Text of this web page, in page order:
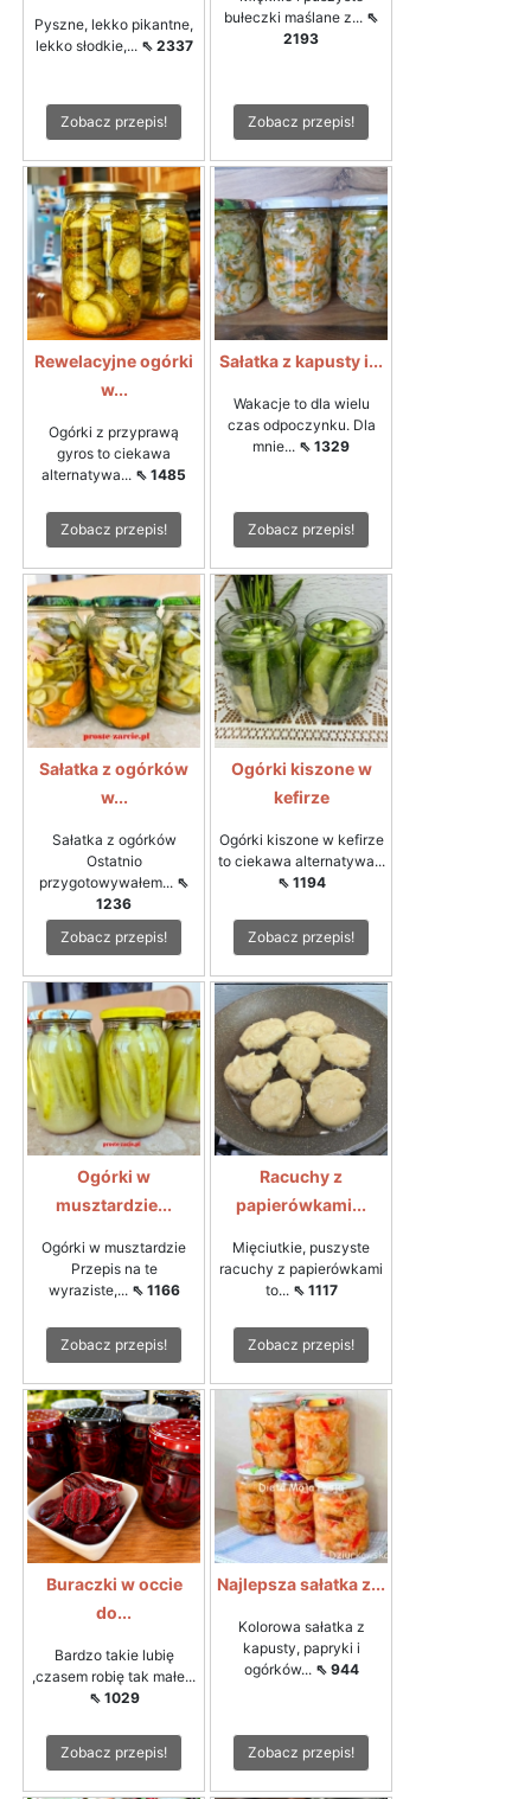
Pyszne, lekko pikantne,
lekko słodkie,... ⇖ 2337
Zobacz przepis!
bułeczki maślane z... ⇖
2193
Zobacz przepis!
Rewelacyjne ogórki
w...
Ogórki z przyprawą
gyros to ciekawa
alternatywa... ⇖ 1485
Zobacz przepis!
Sałatka z kapusty i...
Wakacje to dla wielu
czas odpoczynku. Dla
mnie... ⇖ 1329
Zobacz przepis!
Sałatka z ogórków
w...
Sałatka z ogórków
Ostatnio
przygotowywałem... ⇖
1236
Zobacz przepis!
Ogórki kiszone w
kefirze
Ogórki kiszone w kefirze
to ciekawa alternatywa...
⇖ 1194
Zobacz przepis!
Ogórki w
musztardzie...
Ogórki w musztardzie
Przepis na te
wyraziste,... ⇖ 1166
Zobacz przepis!
Racuchy z
papierówkami...
Mięciutkie, puszyste
racuchy z papierówkami
to... ⇖ 1117
Zobacz przepis!
Buraczki w occie
do...
Bardzo takie lubię
,czasem robię tak małe...
⇖ 1029
Zobacz przepis!
Najlepsza sałatka z...
Kolorowa sałatka z
kapusty, papryki i
ogórków... ⇖ 944
Zobacz przepis!